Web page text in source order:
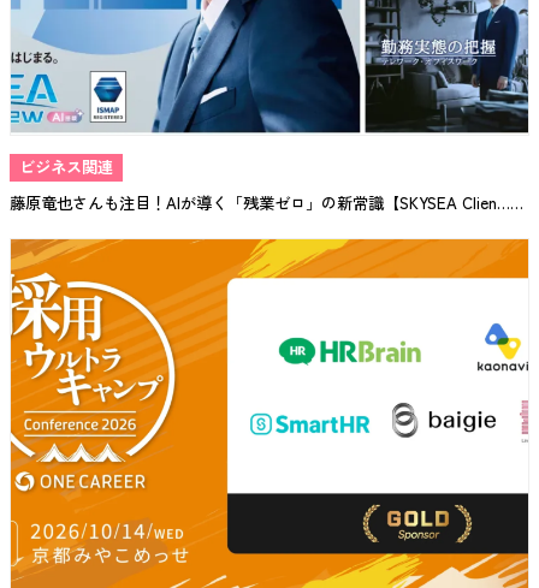
ビジネス関連
藤原竜也さんも注目！AIが導く「残業ゼロ」の新常識【SKYSEA Clien……